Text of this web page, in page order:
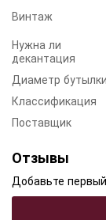
Винтаж
Нужна ли
декантация
Диаметр бутылки
Классификация
Поставщик
Отзывы
Добавьте